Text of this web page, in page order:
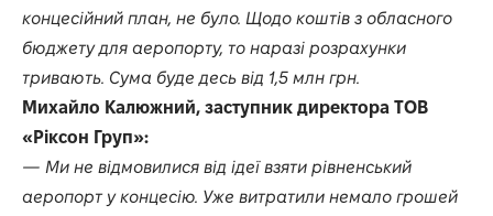
концесійний план, не було. Щодо коштів з обласного
бюджету для аеропорту, то наразі розрахунки
тривають. Сума буде десь від 1,5 млн грн.
Михайло Калюжний, заступник директора ТОВ
«Ріксон Груп»:
— Ми не відмовилися від ідеї взяти рівненський
аеропорт у концесію. Уже витратили немало грошей